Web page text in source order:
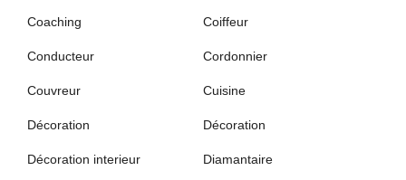
Coaching Coiffeur
Conducteur Cordonnier
Couvreur Cuisine
Décoration Décoration
Décoration interieur Diamantaire